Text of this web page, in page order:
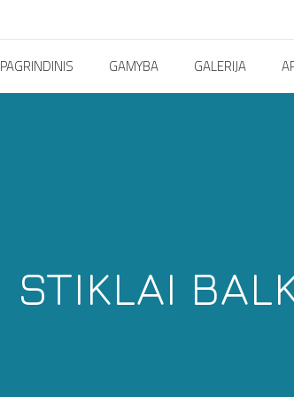
PAGRINDINIS GAMYBA GALERIJA
STIKLAI